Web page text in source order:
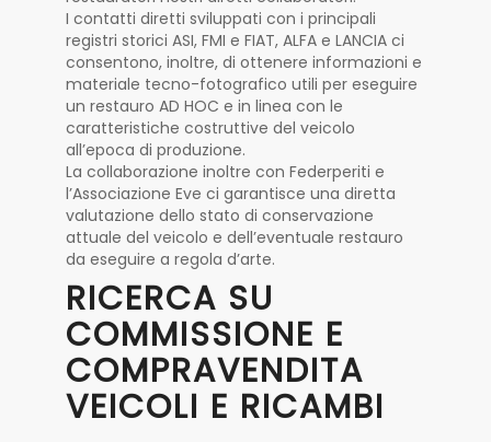
I contatti diretti sviluppati con i principali
registri storici ASI, FMI e FIAT, ALFA e LANCIA ci
consentono, inoltre, di ottenere informazioni e
materiale tecno-fotografico utili per eseguire
un restauro AD HOC e in linea con le
caratteristiche costruttive del veicolo
all’epoca di produzione.
La collaborazione inoltre con Federperiti e
l’Associazione Eve ci garantisce una diretta
valutazione dello stato di conservazione
attuale del veicolo e dell’eventuale restauro
da eseguire a regola d’arte.
RICERCA SU
COMMISSIONE E
COMPRAVENDITA
VEICOLI E RICAMBI